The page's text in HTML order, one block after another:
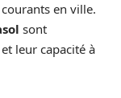
en ville.
sont
leur capacité à